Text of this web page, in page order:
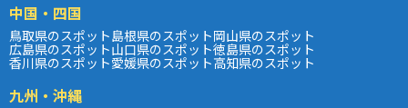
中国・四国
鳥取県のスポット島根県のスポット岡山県のスポット
広島県のスポット山口県のスポット徳島県のスポット
香川県のスポット愛媛県のスポット高知県のスポット
九州・沖縄